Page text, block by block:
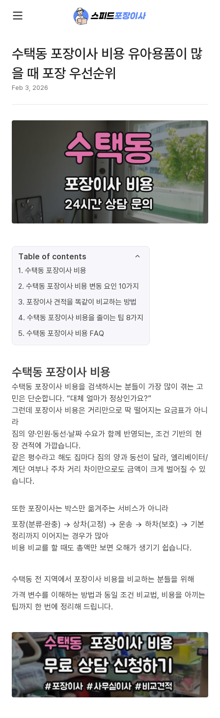
수택동 포장이사 비용 유아용품이 많
을 때 포장 우선순위
Feb 3, 2026
Table of contents
1. 수택동 포장이사 비용
2. 수택동 포장이사 비용 변동 요인 10가지
3. 포장이사 견적을 똑같이 비교하는 방법
4. 수택동 포장이사 비용을 줄이는 팁 8가지
5. 수택동 포장이사 비용 FAQ
수택동 포장이사 비용
수택동 포장이사 비용을 검색하시는 분들이 가장 많이 겪는 고
민은 단순합니다. “대체 얼마가 정상인가요?”
그런데 포장이사 비용은 거리만으로 딱 떨어지는 요금표가 아니
라
짐의 양·인원·동선·날짜 수요가 함께 반영되는, 조건 기반의 현
장 견적에 가깝습니다.
같은 평수라고 해도 집마다 짐의 양과 동선이 달라, 엘리베이터/
계단 여부나 주차 거리 차이만으로도 금액이 크게 벌어질 수 있
습니다.
또한 포장이사는 박스만 옮겨주는 서비스가 아니라
포장(분류·완충) → 상차(고정) → 운송 → 하차(보호) → 기본
정리까지 이어지는 경우가 많아
비용 비교를 할 때도 총액만 보면 오해가 생기기 쉽습니다.
수택동 전 지역에서 포장이사 비용을 비교하는 분들을 위해
가격 변수를 이해하는 방법과 동일 조건 비교법, 비용을 아끼는
팁까지 한 번에 정리해 드립니다.